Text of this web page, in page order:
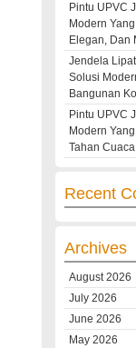
Pintu UPVC
Modern
Elegan, Dan
Jendela
Solusi
Bangunan
Pintu UPVC
Modern
Tahan Cuaca
Recent
Archives
August 2026
July 2026
June 2026
May 2026